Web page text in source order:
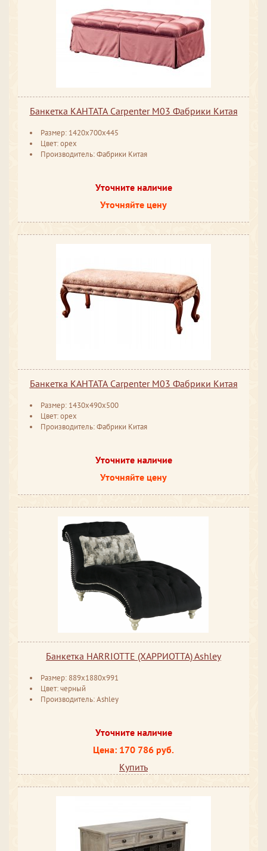
Банкетка КАНТАТА Carpenter M03 Фабрики Китая
Размер: 1420x700x445
Цвет: орех
Производитель: Фабрики Китая
Уточните наличие
Уточняйте цену
Банкетка КАНТАТА Carpenter M03 Фабрики Китая
Размер: 1430x490x500
Цвет: орех
Производитель: Фабрики Китая
Уточните наличие
Уточняйте цену
Банкетка HARRIOTTE (ХАРРИОТТА) Ashley
Размер: 889x1880x991
Цвет: черный
Производитель: Ashley
Уточните наличие
Цена: 170 786 руб.
Купить